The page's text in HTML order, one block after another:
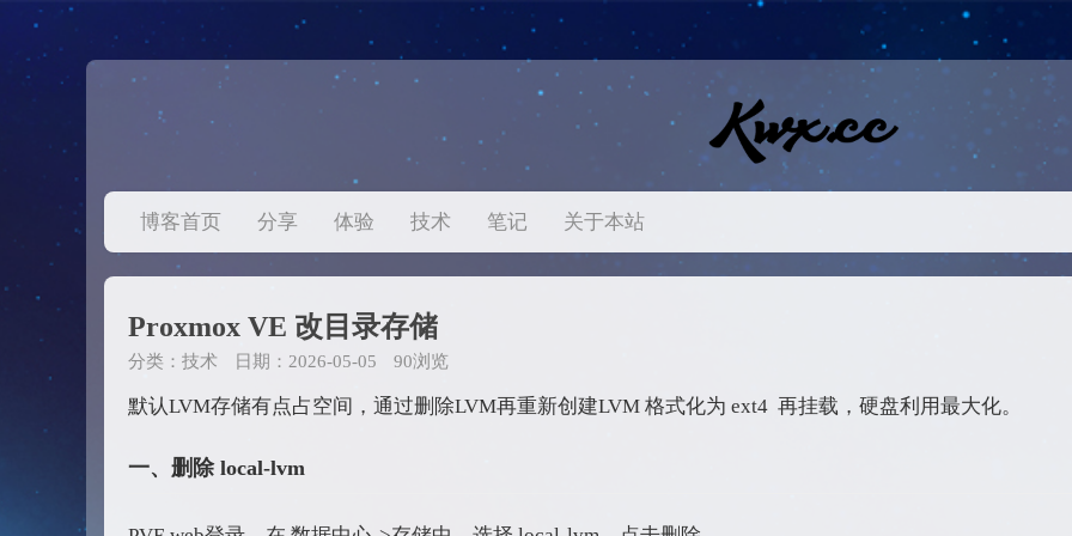
博客首页 分享 体验 技术 笔记 关于本站
Proxmox VE 改目录存储
分类： 技术 日期：2026-05-05 90浏览
默认LVM存储有点占空间，通过删除LVM再重新创建LVM 格式化为 ext4 再挂载，硬盘利用最大化。
一、删除 local-lvm